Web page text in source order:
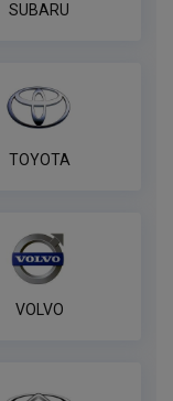
SUBARU
TOYOTA
VOLVO